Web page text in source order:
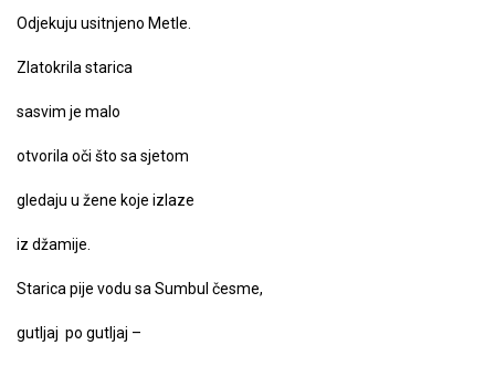
Odjekuju usitnjeno Metle.
Zlatokrila starica
sasvim je malo
otvorila oči što sa sjetom
gledaju u žene koje izlaze
iz džamije.
Starica pije vodu sa Sumbul česme,
gutljaj po gutljaj –